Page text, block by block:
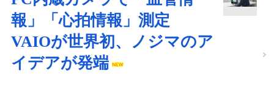
報」「心拍情報」測定
VAIOが世界初、ノジマのア
イデアが発端